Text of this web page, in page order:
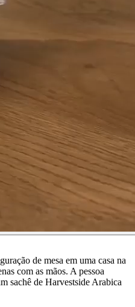
de mesa em uma casa na
com as mãos. A pessoa
sachê de Harvestside Arabica